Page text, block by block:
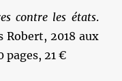
contre les états.
Robert, 2018 aux
21 €